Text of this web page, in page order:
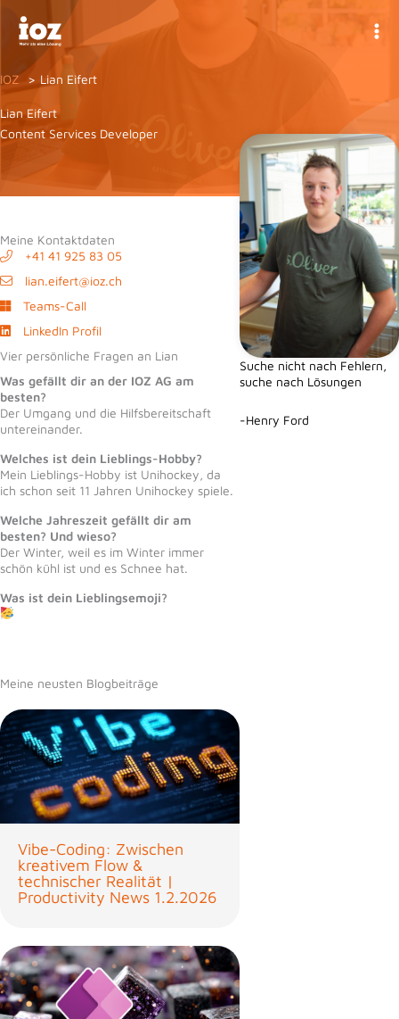
Inhalt
springen
IOZ Lian Eifert
Lian Eifert
Content Services Developer
Meine Kontaktdaten
+41 41 925 83 05
lian.eifert@ioz.ch
Teams-Call
LinkedIn Profil
Vier persönliche Fragen an Lian
Was gefällt dir an der IOZ AG am
besten?
Der Umgang und die Hilfsbereitschaft
untereinander.
Welches ist dein Lieblings-Hobby?
Mein Lieblings-Hobby ist Unihockey, da
ich schon seit 11 Jahren Unihockey spiele.
Welche Jahreszeit gefällt dir am
besten? Und wieso?
Der Winter, weil es im Winter immer
schön kühl ist und es Schnee hat.
Was ist dein Lieblingsemoji?
Meine neusten Blogbeiträge
Vibe-Coding: Zwischen
kreativem Flow &
technischer Realität |
Productivity News 1.2.2026
Suche nicht nach Fehlern,
suche nach Lösungen
-Henry Ford